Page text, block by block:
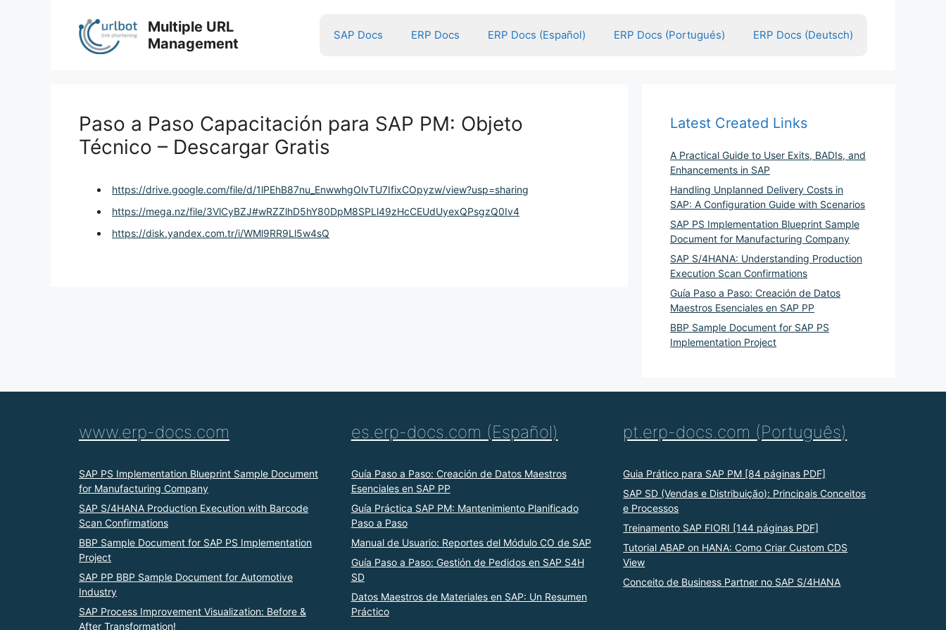
Multiple URL
Management
SAP Docs ERP Docs ERP Docs (Español) ERP Docs (Portugués) ERP Docs (Deutsch)
Paso a Paso Capacitación para SAP PM: Objeto
Técnico – Descargar Gratis
https://drive.google.com/file/d/1lPEhB87nu_EnwwhgOlvTU7IfixCOpyzw/view?usp=sharing
https://mega.nz/file/3VlCyBZJ#wRZZlhD5hY80DpM8SPLl49zHcCEUdUyexQPsgzQ0Iv4
https://disk.yandex.com.tr/i/WMl9RR9Ll5w4sQ
Latest Created Links
A Practical Guide to User Exits, BADIs, and
Enhancements in SAP
Handling Unplanned Delivery Costs in
SAP: A Configuration Guide with Scenarios
SAP PS Implementation Blueprint Sample
Document for Manufacturing Company
SAP S/4HANA: Understanding Production
Execution Scan Confirmations
Guía Paso a Paso: Creación de Datos
Maestros Esenciales en SAP PP
BBP Sample Document for SAP PS
Implementation Project
www.erp-docs.com
SAP PS Implementation Blueprint Sample Document
for Manufacturing Company
SAP S/4HANA Production Execution with Barcode
Scan Confirmations
BBP Sample Document for SAP PS Implementation
Project
SAP PP BBP Sample Document for Automotive
Industry
SAP Process Improvement Visualization: Before &
After Transformation!
es.erp-docs.com (Español)
Guía Paso a Paso: Creación de Datos Maestros
Esenciales en SAP PP
Guía Práctica SAP PM: Mantenimiento Planificado
Paso a Paso
Manual de Usuario: Reportes del Módulo CO de SAP
Guía Paso a Paso: Gestión de Pedidos en SAP S4H
SD
Datos Maestros de Materiales en SAP: Un Resumen
Práctico
pt.erp-docs.com (Português)
Guia Prático para SAP PM [84 páginas PDF]
SAP SD (Vendas e Distribuição): Principais Conceitos
e Processos
Treinamento SAP FIORI [144 páginas PDF]
Tutorial ABAP on HANA: Como Criar Custom CDS
View
Conceito de Business Partner no SAP S/4HANA